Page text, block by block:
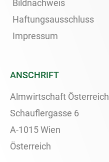
Bildnachweis
Haftungsausschluss
Impressum
ANSCHRIFT
Almwirtschaft Österreich
Schauflergasse 6
A-1015 Wien
Österreich